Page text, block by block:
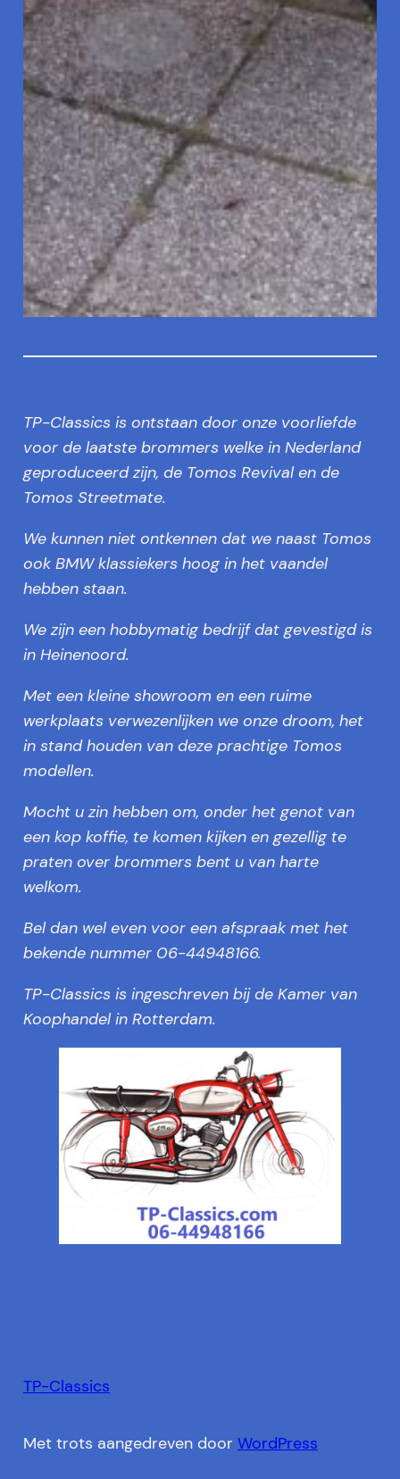
TP-Classics is ontstaan door onze voorliefde
voor de laatste brommers welke in Nederland
geproduceerd zijn, de Tomos Revival en de
Tomos Streetmate.
We kunnen niet ontkennen dat we naast Tomos
ook BMW klassiekers hoog in het vaandel
hebben staan.
We zijn een hobbymatig bedrijf dat gevestigd is
in Heinenoord.
Met een kleine showroom en een ruime
werkplaats verwezenlijken we onze droom, het
in stand houden van deze prachtige Tomos
modellen.
Mocht u zin hebben om, onder het genot van
een kop koffie, te komen kijken en gezellig te
praten over brommers bent u van harte
welkom.
Bel dan wel even voor een afspraak met het
bekende nummer 06-44948166.
TP-Classics is ingeschreven bij de Kamer van
Koophandel in Rotterdam.
TP-Classics
Met trots aangedreven door WordPress